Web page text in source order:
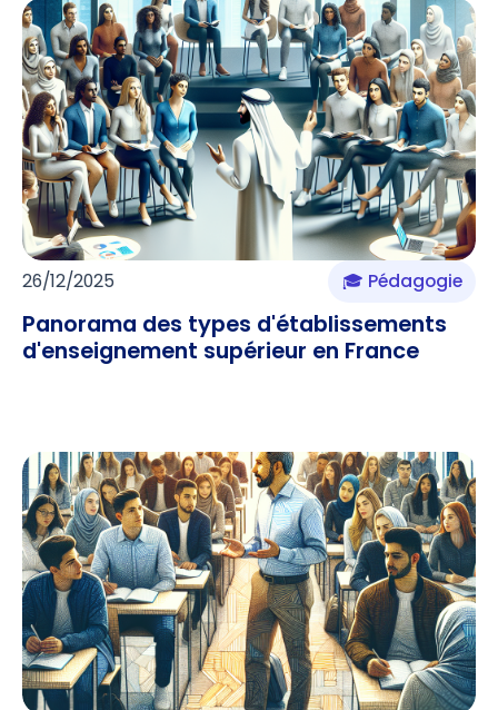
26/12/2025 🎓 Pédagogie
Panorama des types d'établissements
d'enseignement supérieur en France